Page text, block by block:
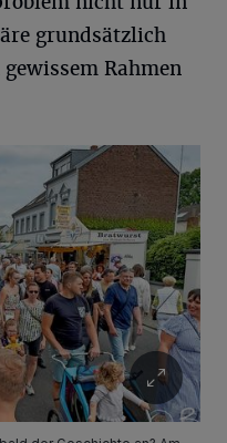
grundsätzlich
Rahmen